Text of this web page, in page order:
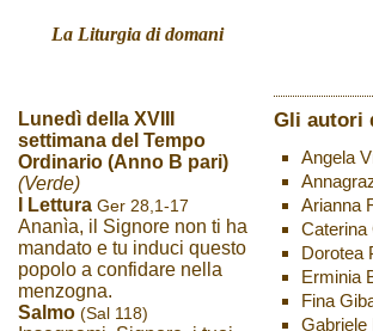
La Liturgia di domani
Lunedì della XVIII
settimana del Tempo
Ordinario (Anno B pari)
(Verde)
I Lettura Ger 28,1-17
Ananìa, il Signore non ti ha
mandato e tu induci questo
popolo a confidare nella
menzogna.
Salmo (Sal 118)
Gli autori
Angela
Arianna
Caterina
Dorotea
Erminia
Fina
Gabriele